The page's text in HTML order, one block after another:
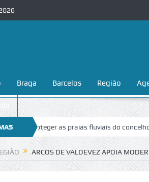
Braga Barcelos Região
as praias fluviais do concelho
ARCOS DE VALDEVEZ APOIA